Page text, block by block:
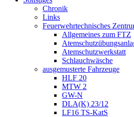
Chronik
Links
Feuerwehrtechnisches
Allgemeines zum FTZ
Atemschutzwerkstatt
Schlauchwäsche
ausgemusterte Fahrzeuge
HLF 20
MTW 2
GW-N
DLA(K) 23/12
LF16 TS-KatS